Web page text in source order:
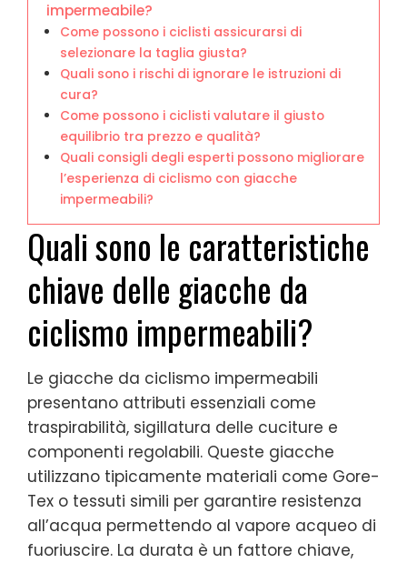
impermeabile?
Come possono i ciclisti assicurarsi di
selezionare la taglia giusta?
Quali sono i rischi di ignorare le istruzioni di
cura?
Come possono i ciclisti valutare il giusto
equilibrio tra prezzo e qualità?
Quali consigli degli esperti possono migliorare
l’esperienza di ciclismo con giacche
impermeabili?
Quali sono le caratteristiche
chiave delle giacche da
ciclismo impermeabili?
Le giacche da ciclismo impermeabili
presentano attributi essenziali come
traspirabilità, sigillatura delle cuciture e
componenti regolabili. Queste giacche
utilizzano tipicamente materiali come Gore-
Tex o tessuti simili per garantire resistenza
all’acqua permettendo al vapore acqueo di
fuoriuscire. La durata è un fattore chiave,